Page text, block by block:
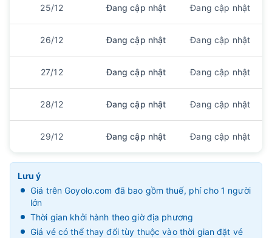
25/12 Đang cập nhật Đang cập nhật
26/12 Đang cập nhật Đang cập nhật
27/12 Đang cập nhật Đang cập nhật
28/12 Đang cập nhật Đang cập nhật
29/12 Đang cập nhật Đang cập nhật
Lưu ý
Giá trên Goyolo.com đã bao gồm thuế, phí cho 1 người
lớn
Thời gian khởi hành theo giờ địa phương
Giá vé có thể thay đổi tùy thuộc vào thời gian đặt vé